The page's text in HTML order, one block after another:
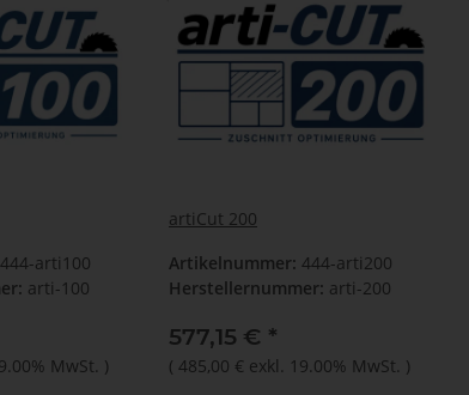
444-arti100
arti-100
MwSt. )
artiCut 200
Artikelnummer: 444-arti200
Herstellernummer: arti-200
577,15 € *
( 485,00 € exkl. 19.00% MwSt. )